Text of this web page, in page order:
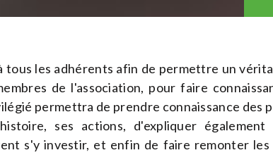
tous les adhérents afin de permettre un
de l'association, pour faire
permettra de prendre connaissance des
ses actions, d'expliquer
s'y investir, et enfin de faire remonter